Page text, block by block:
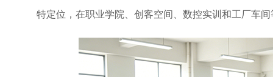
特定位，在职业学院、创客空间、数控实训和工厂车